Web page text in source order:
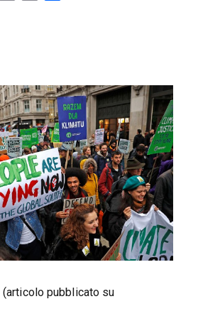
(articolo pubblicato su